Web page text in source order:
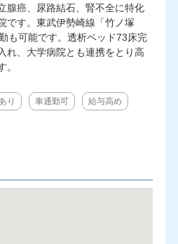
腺癌、尿路結石、腎不全に特化
です。東武伊勢崎線「竹ノ塚
も可能です。透析ベッド73床完
れ、大学病院とも連携をとり高
。
り 車通勤可 給与高め